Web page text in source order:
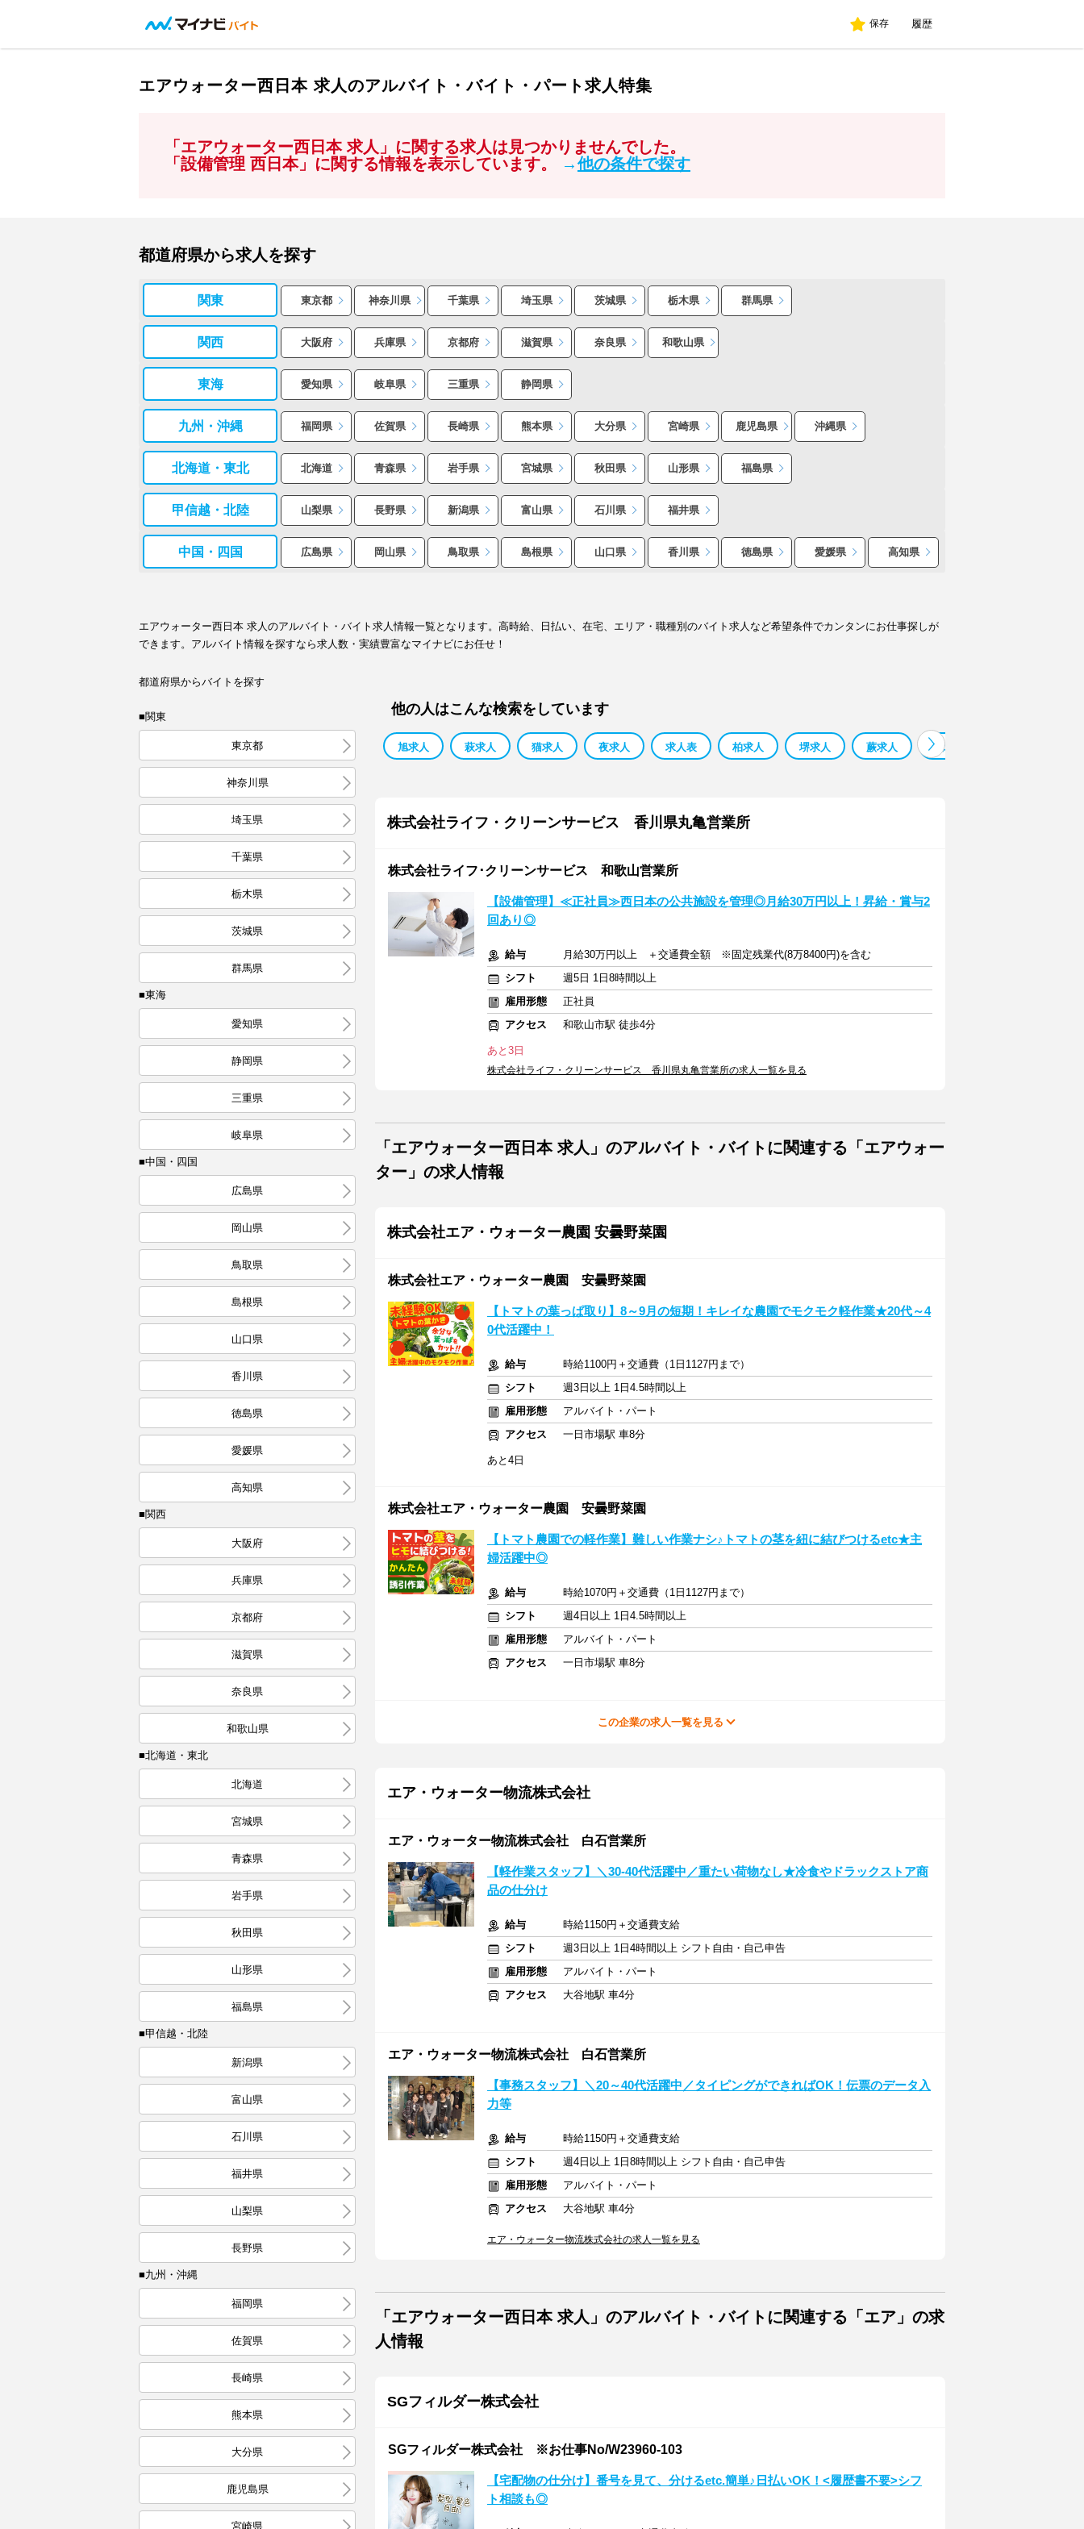
保存 履歴
エアウォーター西日本 求人のアルバイト・バイト・パート求人特集
「エアウォーター西日本 求人」に関する求人は見つかりませんでした。
「設備管理 西日本」に関する情報を表示しています。
→他の条件で探す
都道府県から求人を探す
関東 東京都 神奈川県 千葉県 埼玉県 茨城県 栃木県 群馬県
関西 大阪府 兵庫県 京都府 滋賀県 奈良県 和歌山県
東海 愛知県 岐阜県 三重県 静岡県
九州・沖縄 福岡県 佐賀県 長崎県 熊本県 大分県 宮崎県 鹿児島県 沖縄県
北海道・東北 北海道 青森県 岩手県 宮城県 秋田県 山形県 福島県
甲信越・北陸 山梨県 長野県 新潟県 富山県 石川県 福井県
中国・四国 広島県 岡山県 鳥取県 島根県 山口県 香川県 徳島県 愛媛県 高知県
エアウォーター西日本 求人のアルバイト・バイト求人情報一覧となります。高時給、日払い、在宅、エリア・職種別のバイト求人など希望条件でカンタンにお仕事探しが
できます。アルバイト情報を探すなら求人数・実績豊富なマイナビにお任せ！
都道府県からバイトを探す
■関東
東京都
神奈川県
埼玉県
千葉県
栃木県
茨城県
群馬県
■東海
愛知県
静岡県
三重県
岐阜県
■中国・四国
広島県
岡山県
鳥取県
島根県
山口県
香川県
徳島県
愛媛県
高知県
■関西
大阪府
兵庫県
京都府
滋賀県
奈良県
和歌山県
■北海道・東北
北海道
宮城県
青森県
岩手県
秋田県
山形県
福島県
■甲信越・北陸
新潟県
富山県
石川県
福井県
山梨県
長野県
■九州・沖縄
福岡県
佐賀県
長崎県
熊本県
大分県
鹿児島県
宮崎県
他の人はこんな検索をしています
旭求人 萩求人 猫求人 夜求人 求人表 柏求人 堺求人 蕨求人 鳳求人
株式会社ライフ・クリーンサービス 香川県丸亀営業所
株式会社ライフ･クリーンサービス 和歌山営業所
【設備管理】≪正社員≫西日本の公共施設を管理◎月給30万円以上！昇給・賞与2
回あり◎
給与
月給30万円以上 ＋交通費全額 ※固定残業代(8万8400円)を含む
シフト
週5日 1日8時間以上
雇用形態
正社員
アクセス
和歌山市駅 徒歩4分
あと3日
株式会社ライフ・クリーンサービス 香川県丸亀営業所の求人一覧を見る
「エアウォーター西日本 求人」のアルバイト・バイトに関連する「エアウォー
ター」の求人情報
株式会社エア・ウォーター農園 安曇野菜園
株式会社エア・ウォーター農園 安曇野菜園
【トマトの葉っぱ取り】8～9月の短期！キレイな農園でモクモク軽作業★20代～4
0代活躍中！
給与
時給1100円＋交通費（1日1127円まで）
シフト
週3日以上 1日4.5時間以上
雇用形態
アルバイト・パート
アクセス
一日市場駅 車8分
あと4日
株式会社エア・ウォーター農園 安曇野菜園
【トマト農園での軽作業】難しい作業ナシ♪トマトの茎を紐に結びつけるetc★主
婦活躍中◎
給与
時給1070円＋交通費（1日1127円まで）
シフト
週4日以上 1日4.5時間以上
雇用形態
アルバイト・パート
アクセス
一日市場駅 車8分
この企業の求人一覧を見る
エア・ウォーター物流株式会社
エア・ウォーター物流株式会社 白石営業所
【軽作業スタッフ】＼30-40代活躍中／重たい荷物なし★冷食やドラックストア商
品の仕分け
給与
時給1150円＋交通費支給
シフト
週3日以上 1日4時間以上 シフト自由・自己申告
雇用形態
アルバイト・パート
アクセス
大谷地駅 車4分
エア・ウォーター物流株式会社 白石営業所
【事務スタッフ】＼20～40代活躍中／タイピングができればOK！伝票のデータ入
力等
給与
時給1150円＋交通費支給
シフト
週4日以上 1日8時間以上 シフト自由・自己申告
雇用形態
アルバイト・パート
アクセス
大谷地駅 車4分
エア・ウォーター物流株式会社の求人一覧を見る
「エアウォーター西日本 求人」のアルバイト・バイトに関連する「エア」の求
人情報
SGフィルダー株式会社
SGフィルダー株式会社 ※お仕事No/W23960-103
【宅配物の仕分け】番号を見て、分けるetc.簡単♪日払いOK！<履歴書不要>シフ
ト相談も◎